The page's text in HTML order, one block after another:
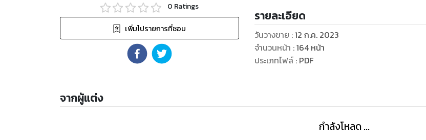
0 Ratings
เพิ่มไปรายการที่ชอบ
รายละเอียด
วันวางขาย :12 ก.ค. 2023
จำนวนหน้า :164 หน้า
ประเภทไฟล์: PDF
จากผู้แต่ง
กำลังโหลด ...